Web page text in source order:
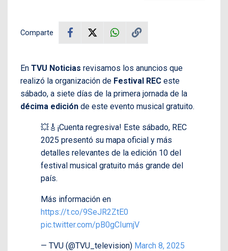
Comparte
En TVU Noticias revisamos los anuncios que
realizó la organización de Festival REC este
sábado, a siete días de la primera jornada de la
décima edición de este evento musical gratuito.
💥🎸¡Cuenta regresiva! Este sábado, REC
2025 presentó su mapa oficial y más
detalles relevantes de la edición 10 del
festival musical gratuito más grande del
país.
Más información en
https://t.co/9SeJR2ZtE0
pic.twitter.com/pB0gCIumjV
— TVU (@TVU_television) March 8, 2025